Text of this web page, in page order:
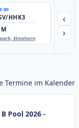
HHK3
Elmshorn
‹
›
Termine im Kalender
Pool 2026 -